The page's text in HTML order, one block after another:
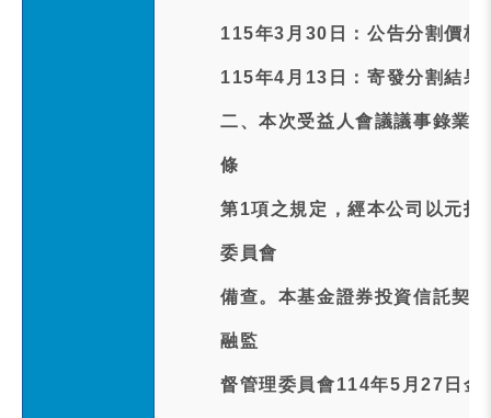
115年3月30日：公告分割價格
115年4月13日：寄發分割結
二、本次受益人會議議事錄業
條
第1項之規定，經本公司以元
委員會
備查。本基金證券投資信託契
融監
督管理委員會114年5月27日